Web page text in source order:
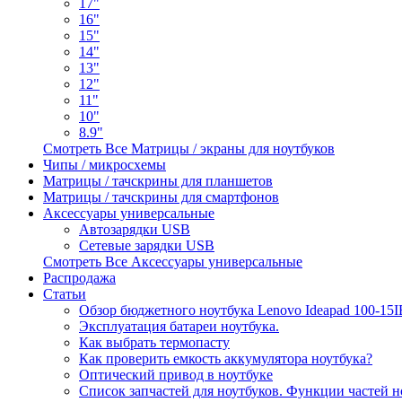
17"
16"
15"
14"
13"
12"
11"
10"
8.9"
Смотреть Все Матрицы / экраны для ноутбуков
Чипы / микросхемы
Матрицы / тачскрины для планшетов
Матрицы / тачскрины для смартфонов
Аксессуары универсальные
Автозарядки USB
Сетевые зарядки USB
Смотреть Все Аксессуары универсальные
Распродажа
Статьи
Обзор бюджетного ноутбука Lenovo Ideapad 100-
Эксплуатация батареи ноутбука.
Как выбрать термопасту
Как проверить емкость аккумулятора ноутбука?
Оптический привод в ноутбуке
Список запчастей для ноутбуков. Функции частей